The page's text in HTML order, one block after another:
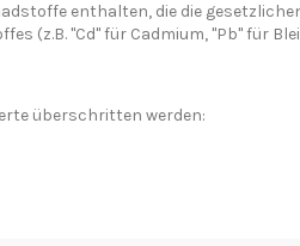
enthalten, die die
(z.B. "Cd" für Cadmium, "Pb" für
überschritten werden: